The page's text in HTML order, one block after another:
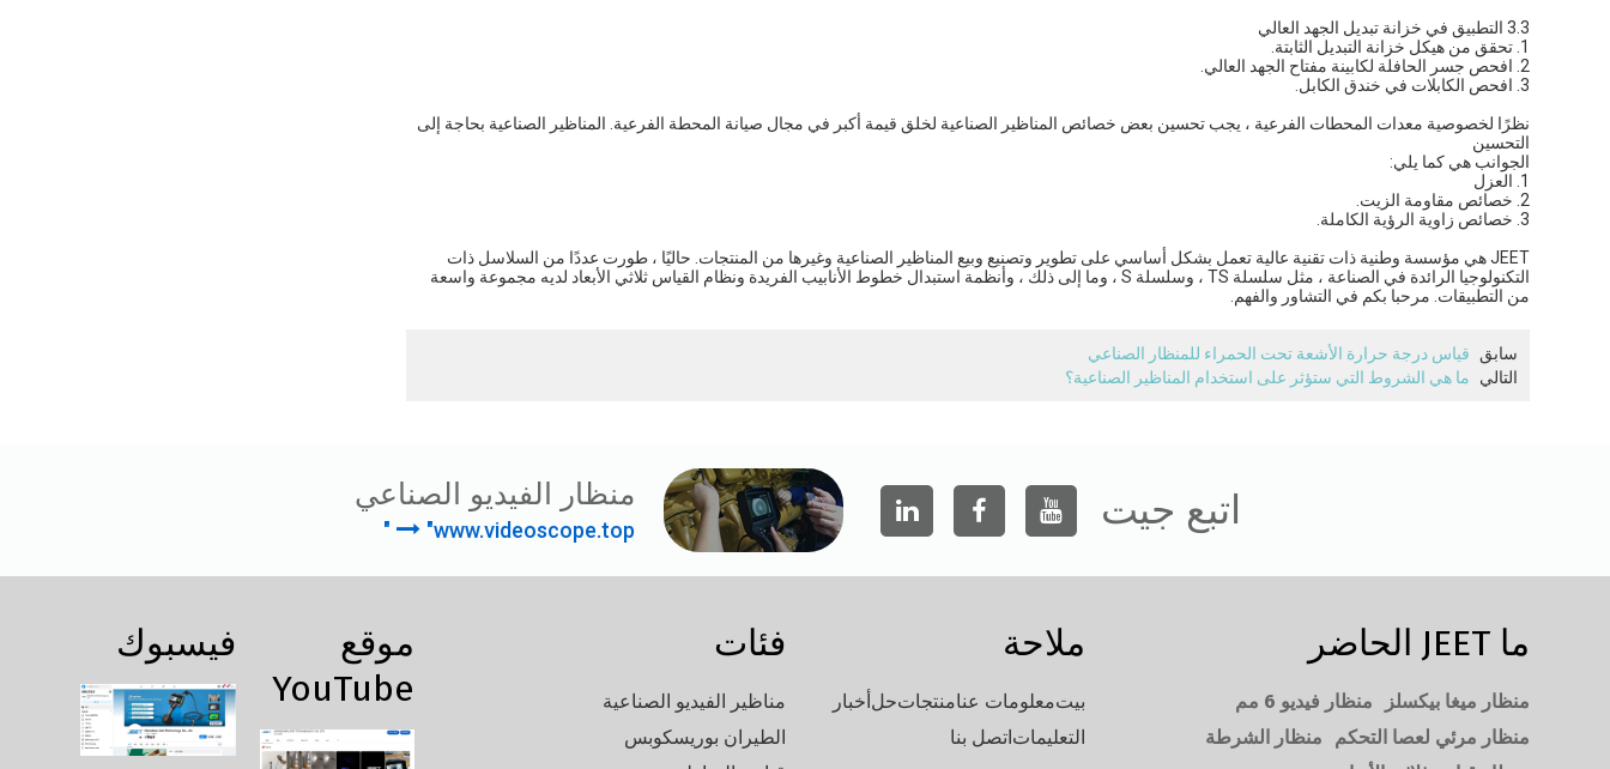
3.3 التطبيق في خزانة تبديل الجهد العالي
1. تحقق من هيكل خزانة التبديل الثابتة.
2. افحص جسر الحافلة لكابينة مفتاح الجهد العالي.
3. افحص الكابلات في خندق الكابل.
نظرًا لخصوصية معدات المحطات الفرعية ، يجب تحسين بعض خصائص المناظير الصناعية لخلق قيمة أكبر في مجال صيانة المحطة الفرعية. المناظير الصناعية بحاجة إلى
التحسين
الجوانب هي كما يلي:
1. العزل
2. خصائص مقاومة الزيت.
3. خصائص زاوية الرؤية الكاملة.
JEET هي مؤسسة وطنية ذات تقنية عالية تعمل بشكل أساسي على تطوير وتصنيع وبيع المناظير الصناعية وغيرها من المنتجات. حاليًا ، طورت عددًا من السلاسل ذات
التكنولوجيا الرائدة في الصناعة ، مثل سلسلة TS ، وسلسلة S ، وما إلى ذلك ، وأنظمة استبدال خطوط الأنابيب الفريدة ونظام القياس ثلاثي الأبعاد لديه مجموعة واسعة
من التطبيقات. مرحبا بكم في التشاور والفهم.
سابق
قياس درجة حرارة الأشعة تحت الحمراء للمنظار الصناعي
التالي
ما هي الشروط التي ستؤثر على استخدام المناظير الصناعية؟
اتبع جيت منظار الفيديو الصناعي
"www.videoscope.top"
ما JEET الحاضر
منظار ميغا بيكسلز
منظار فيديو 6 مم
منظار مرئي لعصا التحكم
منظار الشرطة
ملاحة
بيتمعلومات عنامنتجاتحل أخبار
التعليمات اتصل بنا
فئات
مناظير الفيديو الصناعية
الطيران بوريسكوبس
موقع
YouTube
فيسبوك